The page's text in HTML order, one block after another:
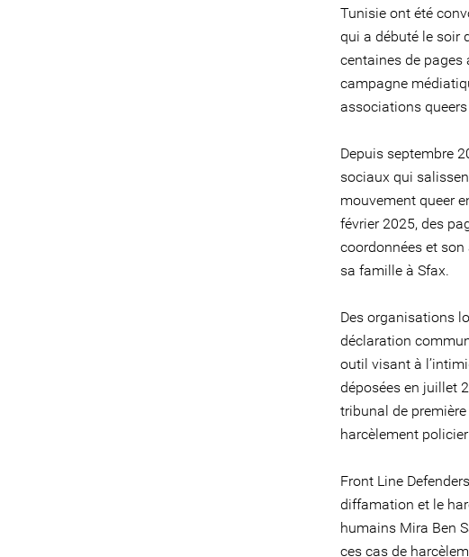
Tunisie ont été
qui a débuté le soir
centaines de pages
campagne
associations
Depuis septembre
sociaux qui
mouvement queer
février 2025, des
coordonnées et
sa famille à Sfax.
Des organisations
déclaration
outil visant à
déposées en juillet
tribunal de
harcèlement
Front Line
diffamation et le
humains Mira Ben
ces cas de